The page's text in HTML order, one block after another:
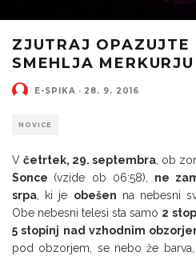
ZJUTRAJ OPAZUJTE
SMEHLJA MERKURJU
E-SPIKA · 28. 9. 2016
NOVICE
V četrtek, 29. septembra, ob
Sonce (vzide ob 06:58), ne
srpa, ki je obešen na nebesni
Obe nebesni telesi sta samo 2
5 stopinj nad vzhodnim
pod obzorjem, se nebo že